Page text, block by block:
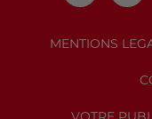
MENTIONS